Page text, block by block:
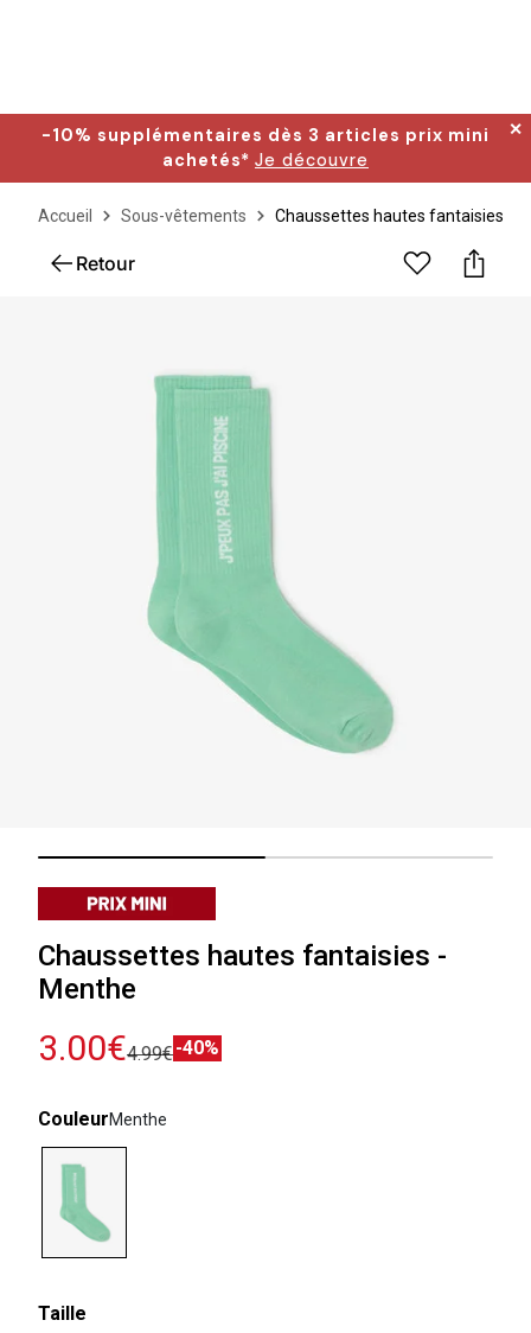
-10% supplémentaires dès 3 articles prix mini
achetés* Je découvre
✕
Accueil Sous-vêtements Chaussettes hautes fantaisies
Retour
Chaussettes hautes fantaisies -
Menthe
3.00€4.99€-40%
CouleurMenthe
Taille